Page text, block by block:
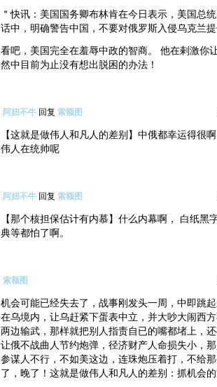
＂快讯：美国国务卿布林肯在今日表示，美国总
话中，明确警告中国，不要对俄罗斯入侵乌克兰提
看吧，美国完全在羞辱中政的智商。 他在剌激你
然中目前为止没有想出脱困的办法！
阿妞不牛回复 索额图
【这就是做伟人和凡人的差别】中俄都幸运得很
伟人在统帅呢
阿妞不牛回复 索额图
【那个核担保估计有内慕】什么内幕啊， 白纸黑
典等都怕了啊。
索额图
机会可能已经失去了，战事刚发头一周，中即跳
在乌境内，让乌赶紧下蛋表中立，并大吵大闹西
两边输武，那样就把别人指责自已的嘴都堵上，
让俄不战曲人节约炮弹，径济财产人命损失小，
参谋人不行，不如美这边，连珠炮压着打，不给
了，晚了！这就是做伟人和凡人的差别：抓机会的